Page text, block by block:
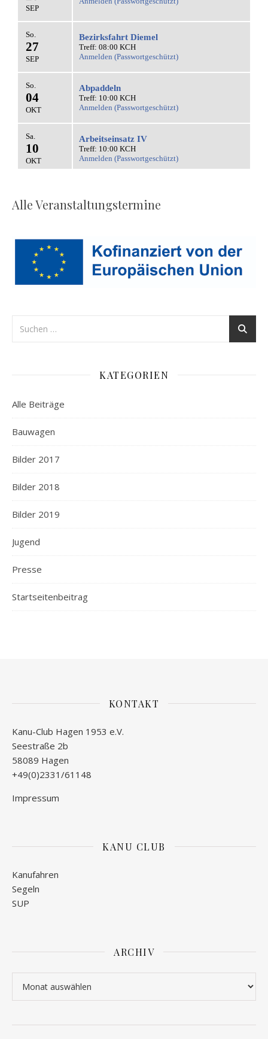
Alle Veranstaltungstermine
KATEGORIEN
Alle Beiträge
Bauwagen
Bilder 2017
Bilder 2018
Bilder 2019
Jugend
Presse
Startseitenbeitrag
KONTAKT
Kanu-Club Hagen 1953 e.V.
Seestraße 2b
58089 Hagen
+49(0)2331/61148
Impressum
KANU CLUB
Kanufahren
Segeln
SUP
ARCHIV